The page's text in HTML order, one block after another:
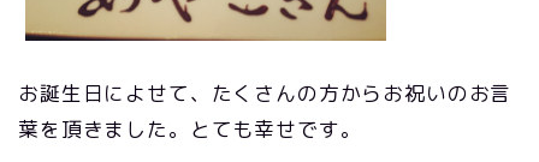
お誕生日によせて、たくさんの方からお祝いのお言
葉を頂きました。とても幸せです。